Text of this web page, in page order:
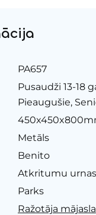
PA657
Pusaudži 13-18
Pieaugušie,
Metāls
Benito
Atkritumu urnas
Parks
Ražotāja